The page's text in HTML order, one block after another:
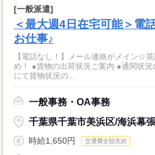
[一般派遣]
＜最大週4日在宅可能＞電
お仕事♪
【電話なし！】メール連絡がメイン☆
め！ ●貨物の出荷状況ご案内 ●通関状
にて貨物状況の...
一般事務・OA事務
千葉県千葉市美浜区/海浜幕
時給1,650円 交通費全額支給